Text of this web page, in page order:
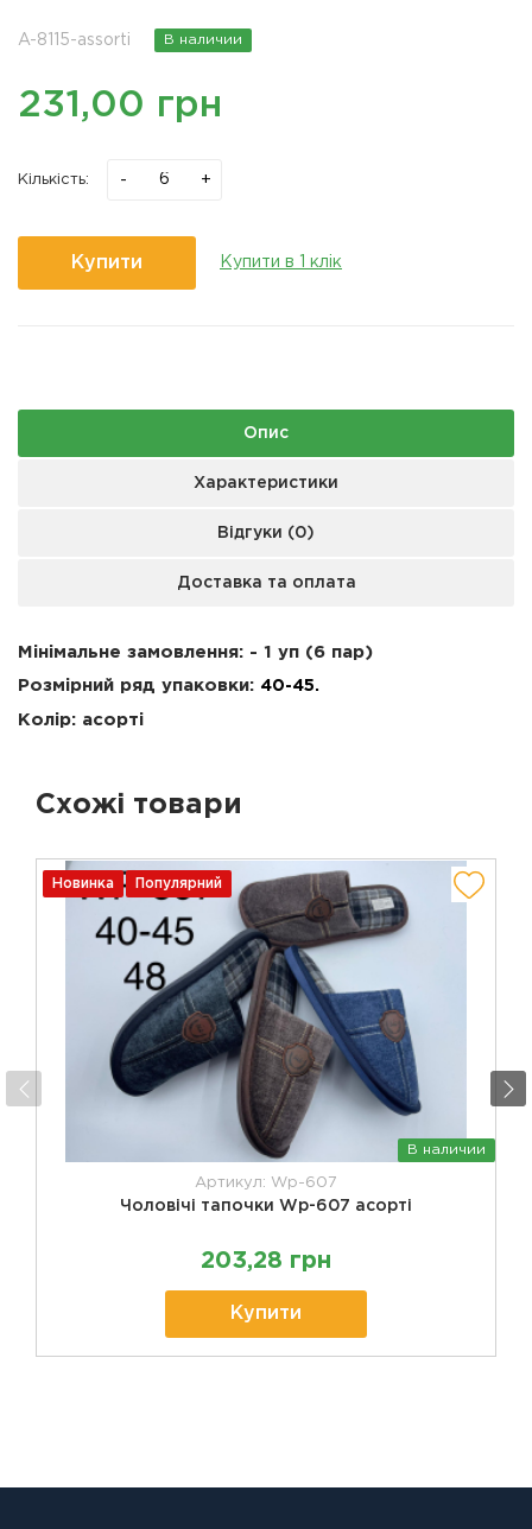
A-8115-assorti В наличии
231,00 грн
Кількість: - +
Купити Купити в 1 клік
Опис
Характеристики
Відгуки (0)
Доставка та оплата
Мінімальне замовлення: - 1 уп (6 пар)
Розмірний ряд упаковки: 40-45.
Колір: асорті
Схожі товари
Новинка Популярний
В наличии
Артикул: Wp-607
Чоловічі тапочки Wp-607 асорті
203,28 грн
Купити